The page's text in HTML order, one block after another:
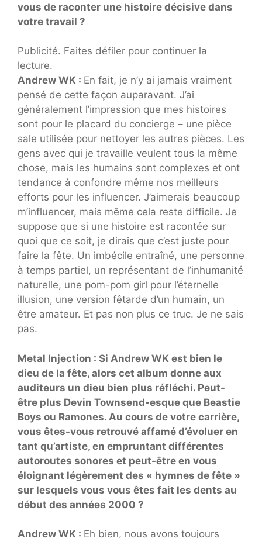
vous de raconter une histoire décisive dans
votre travail ?
Publicité. Faites défiler pour continuer la
lecture.
Andrew WK : En fait, je n’y ai jamais vraiment
pensé de cette façon auparavant. J’ai
généralement l’impression que mes histoires
sont pour le placard du concierge – une pièce
sale utilisée pour nettoyer les autres pièces. Les
gens avec qui je travaille veulent tous la même
chose, mais les humains sont complexes et ont
tendance à confondre même nos meilleurs
efforts pour les influencer. J’aimerais beaucoup
m’influencer, mais même cela reste difficile. Je
suppose que si une histoire est racontée sur
quoi que ce soit, je dirais que c’est juste pour
faire la fête. Un imbécile entraîné, une personne
à temps partiel, un représentant de l’inhumanité
naturelle, une pom-pom girl pour l’éternelle
illusion, une version fêtarde d’un humain, un
être amateur. Et pas non plus ce truc. Je ne sais
pas.
Metal Injection : Si Andrew WK est bien le
dieu de la fête, alors cet album donne aux
auditeurs un dieu bien plus réfléchi. Peut-
être plus Devin Townsend-esque que Beastie
Boys ou Ramones. Au cours de votre carrière,
vous êtes-vous retrouvé affamé d’évoluer en
tant qu’artiste, en empruntant différentes
autoroutes sonores et peut-être en vous
éloignant légèrement des « hymnes de fête »
sur lesquels vous vous êtes fait les dents au
début des années 2000 ?
Andrew WK : Eh bien, nous avons toujours